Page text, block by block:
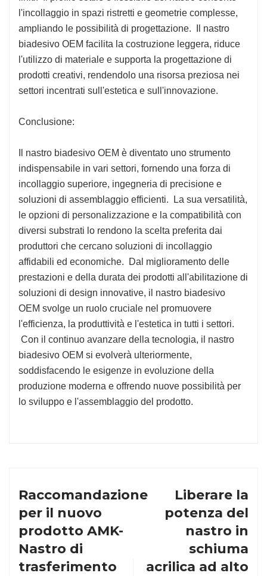
l'incollaggio in spazi ristretti e geometrie complesse,
ampliando le possibilità di progettazione. Il nastro
biadesivo OEM facilita la costruzione leggera, riduce
l'utilizzo di materiale e supporta la progettazione di
prodotti creativi, rendendolo una risorsa preziosa nei
settori incentrati sull'estetica e sull'innovazione.
Conclusione:
Il nastro biadesivo OEM è diventato uno strumento
indispensabile in vari settori, fornendo una forza di
incollaggio superiore, ingegneria di precisione e
soluzioni di assemblaggio efficienti. La sua versatilità,
le opzioni di personalizzazione e la compatibilità con
diversi substrati lo rendono la scelta preferita dai
produttori che cercano soluzioni di incollaggio
affidabili ed economiche. Dal miglioramento delle
prestazioni e della durata dei prodotti all'abilitazione di
soluzioni di design innovative, il nastro biadesivo
OEM svolge un ruolo cruciale nel promuovere
l'efficienza, la produttività e l'estetica in tutti i settori.
Con il continuo avanzare della tecnologia, il nastro
biadesivo OEM si evolverà ulteriormente,
soddisfacendo le esigenze in evoluzione della
produzione moderna e offrendo nuove possibilità per
lo sviluppo e l'assemblaggio del prodotto.
Raccomandazione
per il nuovo
prodotto AMK-
Nastro di
trasferimento
Liberare la
potenza del
nastro in
schiuma
acrilica ad alto